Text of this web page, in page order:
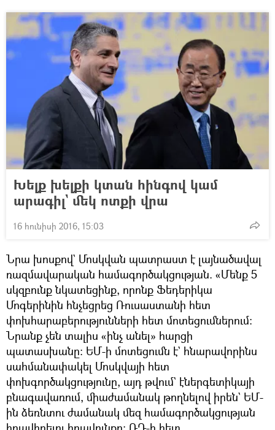
Խելք խելքի կտան հինգով կամ
արագիլ` մեկ ոտքի վրա
16 հունիսի 2016, 15:03
Նրա խոսքով` Մոսկվան պատրաստ է լայնածավալ
ռազմավարական համագործակցության. «Մենք 5
սկզբունք նկատեցինք, որոնք Ֆեդերիկա
Մոգերինին հնչեցրեց Ռուսաստանի հետ
փոխհարաբերությունների հետ մոտեցումներում։
Նրանք չեն տալիս «ինչ անել» հարցի
պատասխանը։ ԵՄ-ի մոտեցումն է` հնարավորինս
սահմանափակել Մոսկվայի հետ
փոխգործակցությունը, այդ թվում` էներգետիկայի
բնագավառում, միաժամանակ թողնելով իրեն` ԵՄ-
ին ձեռնտու ժամանակ մեզ համագործակցության